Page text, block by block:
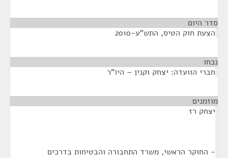
סדר היום
הצעת חוק הטיס, התש"ע-2010
נכחו
חברי הוועדה: יצחק וקנין – היו"ר
מוזמנים
יצחק רז
- החוקר הראשי, משרד התחבורה והבטיחות בדרכים